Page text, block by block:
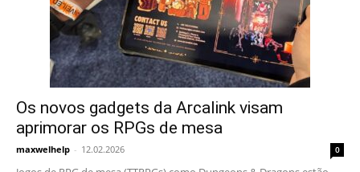
Os novos gadgets da Arcalink visam
aprimorar os RPGs de mesa
maxwelhelp - 12.02.2026 0